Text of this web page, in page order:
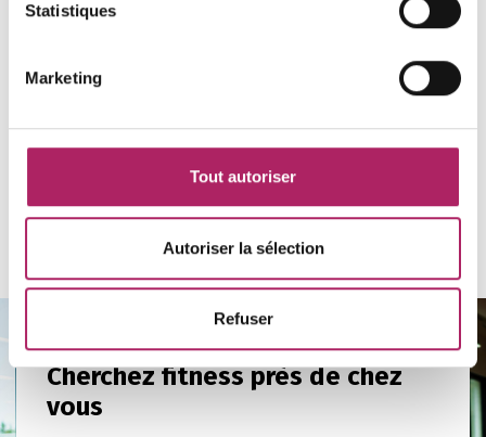
Statistiques
Marketing
Tout autoriser
Autoriser la sélection
Refuser
Retours vers l'aperçu
Cherchez fitness près de chez
vous